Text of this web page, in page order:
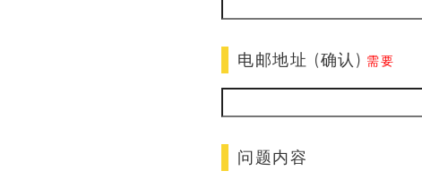
电邮地址 (确认) 需要
问题内容